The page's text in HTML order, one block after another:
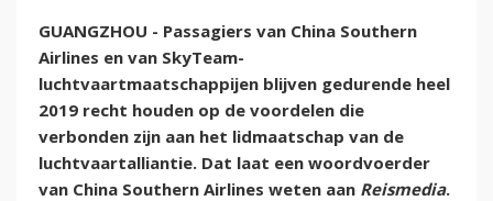
GUANGZHOU - Passagiers van China Southern
Airlines en van SkyTeam-
luchtvaartmaatschappijen blijven gedurende heel
2019 recht houden op de voordelen die
verbonden zijn aan het lidmaatschap van de
luchtvaartalliantie. Dat laat een woordvoerder
van China Southern Airlines weten aan Reismedia.